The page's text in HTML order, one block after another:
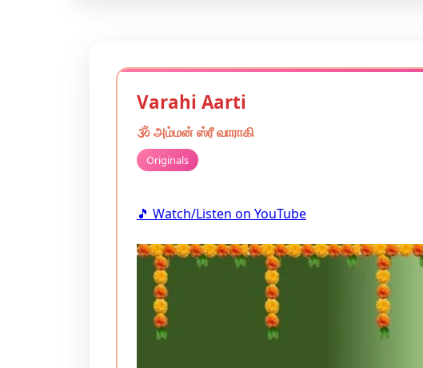
Varahi Aarti
🕉️அம்மன்ஸ்ரீ வாராகி
Originals
🎵 Watch/Listen on YouTube